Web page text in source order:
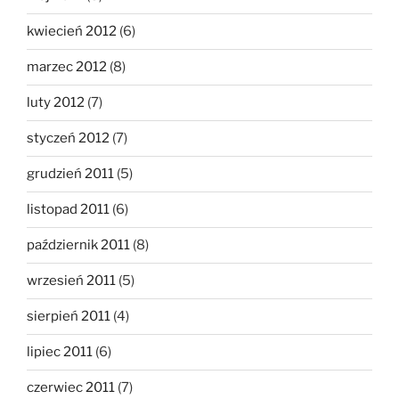
kwiecień 2012 (6)
marzec 2012 (8)
luty 2012 (7)
styczeń 2012 (7)
grudzień 2011 (5)
listopad 2011 (6)
październik 2011 (8)
wrzesień 2011 (5)
sierpień 2011 (4)
lipiec 2011 (6)
czerwiec 2011 (7)